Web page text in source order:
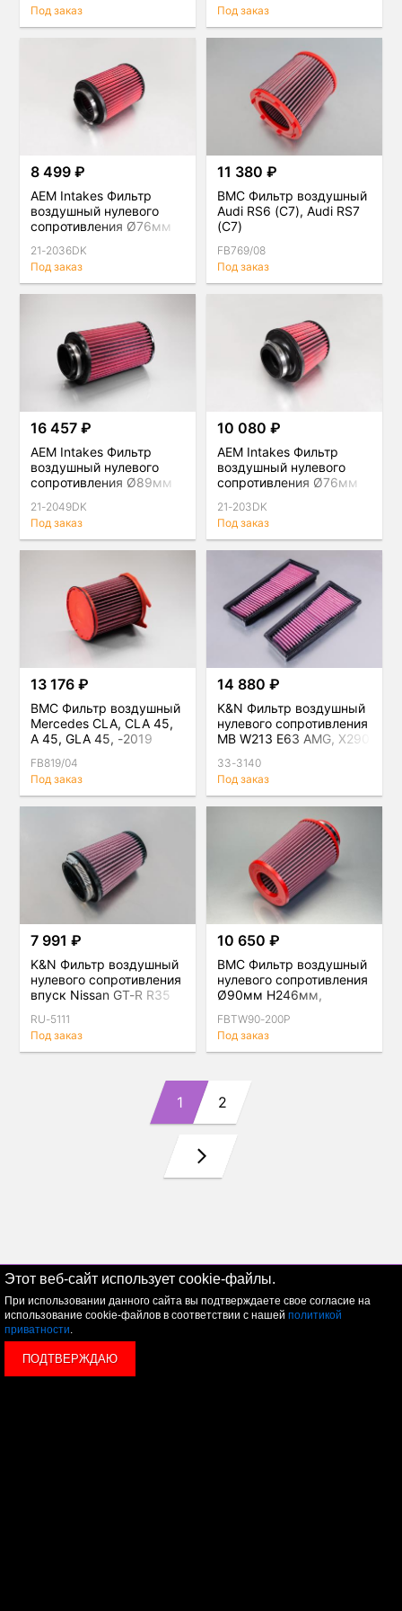
Этот веб-сайт использует cookie-файлы.
При использовании данного сайта вы подтверждаете свое согласие на
использование cookie-файлов в соответствии с нашей политикой
приватности.
ПОДТВЕРЖДАЮ
Под заказ
Под заказ
8 499 ₽
AEM Intakes Фильтр
воздушный нулевого
сопротивления Ø76мм
21-2036DK
Под заказ
11 380 ₽
BMC Фильтр воздушный
Audi RS6 (C7), Audi RS7
(C7)
FB769/08
Под заказ
16 457 ₽
AEM Intakes Фильтр
воздушный нулевого
сопротивления Ø89мм
21-2049DK
Под заказ
10 080 ₽
AEM Intakes Фильтр
воздушный нулевого
сопротивления Ø76мм
21-203DK
Под заказ
13 176 ₽
BMC Фильтр воздушный
Mercedes CLA, CLA 45,
A 45, GLA 45, -2019
FB819/04
Под заказ
14 880 ₽
K&N Фильтр воздушный
нулевого сопротивления
MB W213 E63 AMG, X290
AMG, W
33-3140
Под заказ
7 991 ₽
K&N Фильтр воздушный
нулевого сопротивления
впуск Nissan GT-R R35
RU-5111
Под заказ
10 650 ₽
BMC Фильтр воздушный
нулевого сопротивления
Ø90мм H246мм,
FBTW90-200P
Под заказ
1 2